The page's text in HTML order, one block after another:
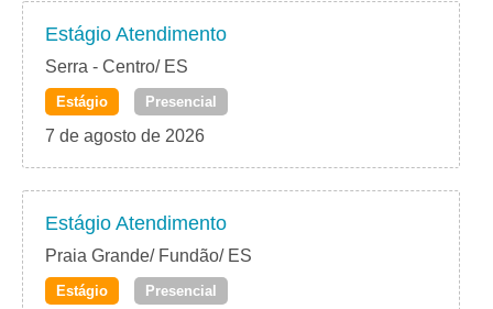
Estágio Atendimento
Serra - Centro/ ES
Estágio Presencial
7 de agosto de 2026
Estágio Atendimento
Praia Grande/ Fundão/ ES
Estágio Presencial